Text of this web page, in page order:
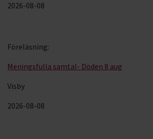
2026-08-08
Meningsfulla samtal- Döden 8 aug
Visby
2026-08-08
Föreläsning: